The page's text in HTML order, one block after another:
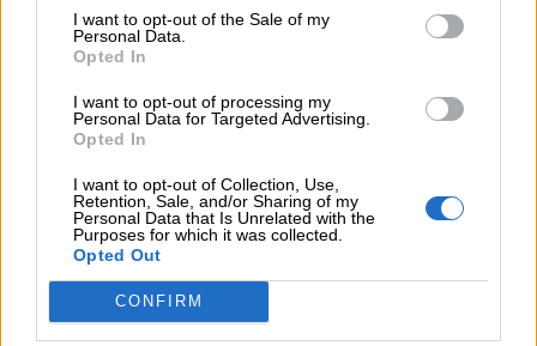
I want to opt-out of the Sale of my
Personal Data.
Opted In
I want to opt-out of processing my
Personal Data for Targeted Advertising.
Opted In
I want to opt-out of Collection, Use,
Retention, Sale, and/or Sharing of my
Personal Data that Is Unrelated with the
Purposes for which it was collected.
Opted Out
CONFIRM
05.08.2026
παρονομαστή το κοινό συμφέρον
Αντώνης Βουκλαρής - «ΕΡΡΙΚΟΣ ΝΤΥΝΑΝ»
05.08.2026
Η νέα εποχή στην εκπαίδευση των ασφαλιστικών
διαμεσολαβητών